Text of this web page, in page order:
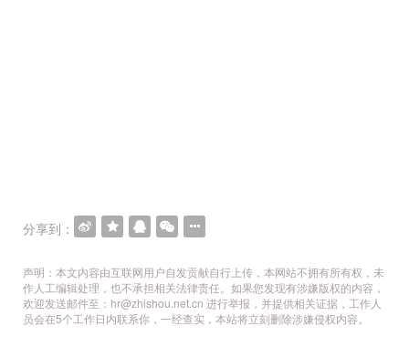
分享到：
声明：本文内容由互联网用户自发贡献自行上传，本网站不拥有所有权，未
作人工编辑处理，也不承担相关法律责任。如果您发现有涉嫌版权的内容，
欢迎发送邮件至：hr@zhishou.net.cn 进行举报，并提供相关证据，工作人
员会在5个工作日内联系你，一经查实，本站将立刻删除涉嫌侵权内容。